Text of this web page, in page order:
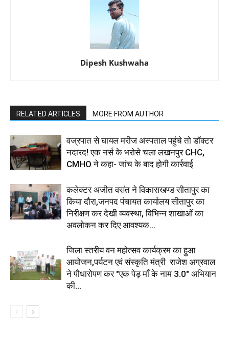
Dipesh Kushwaha
RELATED ARTICLES MORE FROM AUTHOR
वज्रपात से घायल मरीज अस्पताल पहुंचे तो डॉक्टर
नदारद! एक नर्स के भरोसे चला लखनपुर CHC,
CMHO ने कहा- जांच के बाद होगी कार्रवाई
कलेक्टर अजीत वसंत ने विकासखण्ड सीतापुर का
किया दौरा,जनपद पंचायत कार्यालय सीतापुर का
निरीक्षण कर देखी व्यवस्था, विभिन्न शाखाओं का
अवलोकन कर दिए आवश्यक...
जिला स्तरीय वन महोत्सव कार्यक्रम का हुआ
आयोजन,पर्यटन एवं संस्कृति मंत्री राजेश अग्रवाल
ने पौधारोपण कर "एक पेड़ माँ के नाम 3.0" अभियान
की...